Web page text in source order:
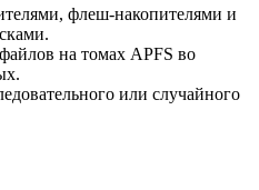
флеш-накопителями и
на томах APFS во
или случайного